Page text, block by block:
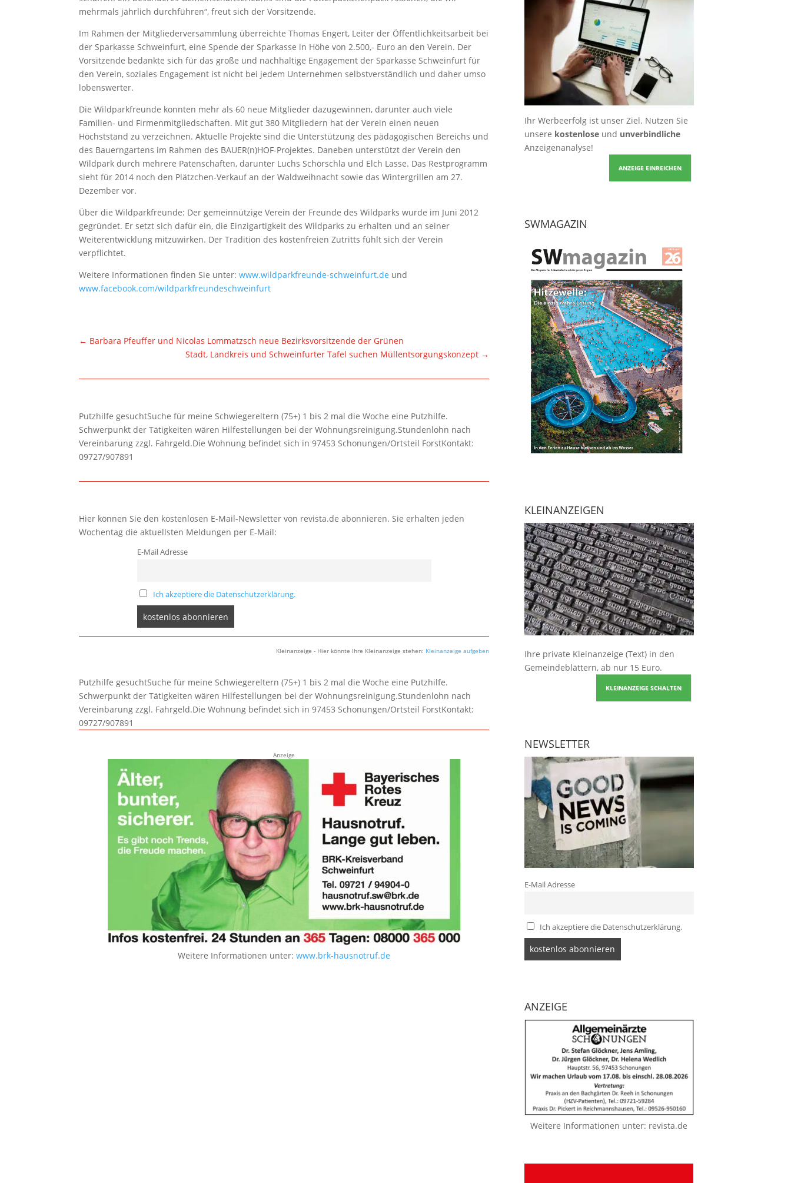
mehrmals jährlich durchführen“, freut sich der Vorsitzende.
Im Rahmen der Mitgliederversammlung überreichte Thomas Engert, Leiter der Öffentlichkeitsarbeit bei
der Sparkasse Schweinfurt, eine Spende der Sparkasse in Höhe von 2.500,- Euro an den Verein. Der
Vorsitzende bedankte sich für das große und nachhaltige Engagement der Sparkasse Schweinfurt für
den Verein, soziales Engagement ist nicht bei jedem Unternehmen selbstverständlich und daher umso
lobenswerter.
Die Wildparkfreunde konnten mehr als 60 neue Mitglieder dazugewinnen, darunter auch viele
Familien- und Firmenmitgliedschaften. Mit gut 380 Mitgliedern hat der Verein einen neuen
Höchststand zu verzeichnen. Aktuelle Projekte sind die Unterstützung des pädagogischen Bereichs und
des Bauerngartens im Rahmen des BAUER(n)HOF-Projektes. Daneben unterstützt der Verein den
Wildpark durch mehrere Patenschaften, darunter Luchs Schörschla und Elch Lasse. Das Restprogramm
sieht für 2014 noch den Plätzchen-Verkauf an der Waldweihnacht sowie das Wintergrillen am 27.
Dezember vor.
Über die Wildparkfreunde: Der gemeinnützige Verein der Freunde des Wildparks wurde im Juni 2012
gegründet. Er setzt sich dafür ein, die Einzigartigkeit des Wildparks zu erhalten und an seiner
Weiterentwicklung mitzuwirken. Der Tradition des kostenfreien Zutritts fühlt sich der Verein
verpflichtet.
Weitere Informationen finden Sie unter:www.wildparkfreunde-schweinfurt.de und
www.facebook.com/wildparkfreundeschweinfurt
← Barbara Pfeuffer und Nicolas Lommatzsch neue Bezirksvorsitzende der Grünen
Stadt, Landkreis und Schweinfurter Tafel suchen Müllentsorgungskonzept →
Putzhilfe gesuchtSuche für meine Schwiegereltern (75+) 1 bis 2 mal die Woche eine Putzhilfe.
Schwerpunkt der Tätigkeiten wären Hilfestellungen bei der Wohnungsreinigung.Stundenlohn nach
Vereinbarung zzgl. Fahrgeld.Die Wohnung befindet sich in 97453 Schonungen/Ortsteil ForstKontakt:
09727/907891
Hier können Sie den kostenlosen E-Mail-Newsletter von revista.de abonnieren. Sie erhalten jeden
Wochentag die aktuellsten Meldungen per E-Mail:
E-Mail Adresse
Ich akzeptiere die Datenschutzerklärung.
Kleinanzeige - Hier könnte Ihre Kleinanzeige stehen: Kleinanzeige aufgeben
Putzhilfe gesuchtSuche für meine Schwiegereltern (75+) 1 bis 2 mal die Woche eine Putzhilfe.
Schwerpunkt der Tätigkeiten wären Hilfestellungen bei der Wohnungsreinigung.Stundenlohn nach
Vereinbarung zzgl. Fahrgeld.Die Wohnung befindet sich in 97453 Schonungen/Ortsteil ForstKontakt:
09727/907891
Anzeige
Weitere Informationen unter:www.brk-hausnotruf.de
Ihr Werbeerfolg ist unser Ziel. Nutzen Sie
unsere kostenloseund unverbindliche
Anzeigenanalyse!
ANZEIGE EINREICHEN
SWMAGAZIN
KLEINANZEIGEN
Ihre private Kleinanzeige (Text) in den
Gemeindeblättern, ab nur 15 Euro.
KLEINANZEIGE SCHALTEN
NEWSLETTER
E-Mail Adresse
Ich akzeptiere die Datenschutzerklärung.
ANZEIGE
Weitere Informationen unter: revista.de